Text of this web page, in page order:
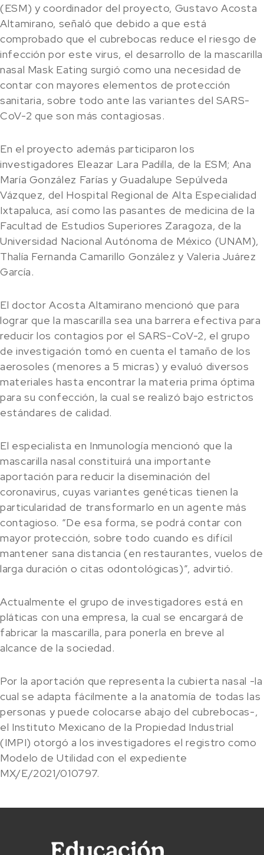
(ESM) y coordinador del proyecto, Gustavo Acosta
Altamirano, señaló que debido a que está
comprobado que el cubrebocas reduce el riesgo de
infección por este virus, el desarrollo de la mascarilla
nasal Mask Eating surgió como una necesidad de
contar con mayores elementos de protección
sanitaria, sobre todo ante las variantes del SARS-
CoV-2 que son más contagiosas.
En el proyecto además participaron los
investigadores Eleazar Lara Padilla, de la ESM; Ana
María González Farías y Guadalupe Sepúlveda
Vázquez, del Hospital Regional de Alta Especialidad
Ixtapaluca, así como las pasantes de medicina de la
Facultad de Estudios Superiores Zaragoza, de la
Universidad Nacional Autónoma de México (UNAM),
Thalía Fernanda Camarillo González y Valeria Juárez
García.
El doctor Acosta Altamirano mencionó que para
lograr que la mascarilla sea una barrera efectiva para
reducir los contagios por el SARS-CoV-2, el grupo
de investigación tomó en cuenta el tamaño de los
aerosoles (menores a 5 micras) y evaluó diversos
materiales hasta encontrar la materia prima óptima
para su confección, la cual se realizó bajo estrictos
estándares de calidad.
El especialista en Inmunología mencionó que la
mascarilla nasal constituirá una importante
aportación para reducir la diseminación del
coronavirus, cuyas variantes genéticas tienen la
particularidad de transformarlo en un agente más
contagioso. “De esa forma, se podrá contar con
mayor protección, sobre todo cuando es difícil
mantener sana distancia (en restaurantes, vuelos de
larga duración o citas odontológicas)”, advirtió.
Actualmente el grupo de investigadores está en
pláticas con una empresa, la cual se encargará de
fabricar la mascarilla, para ponerla en breve al
alcance de la sociedad.
Por la aportación que representa la cubierta nasal -la
cual se adapta fácilmente a la anatomía de todas las
personas y puede colocarse abajo del cubrebocas-,
el Instituto Mexicano de la Propiedad Industrial
(IMPI) otorgó a los investigadores el registro como
Modelo de Utilidad con el expediente
MX/E/2021/010797.